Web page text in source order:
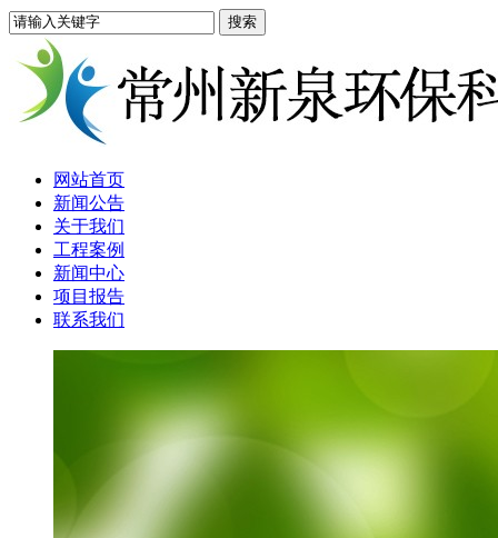
网站首页
新闻公告
关于我们
工程案例
新闻中心
项目报告
联系我们